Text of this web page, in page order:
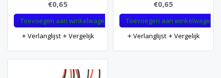
€0,65
Toevoegen aan winkelwagen
Verlanglijst
Vergelijk
€0,65
Toevoegen aan winkelwagen
Verlanglijst
Vergelijk